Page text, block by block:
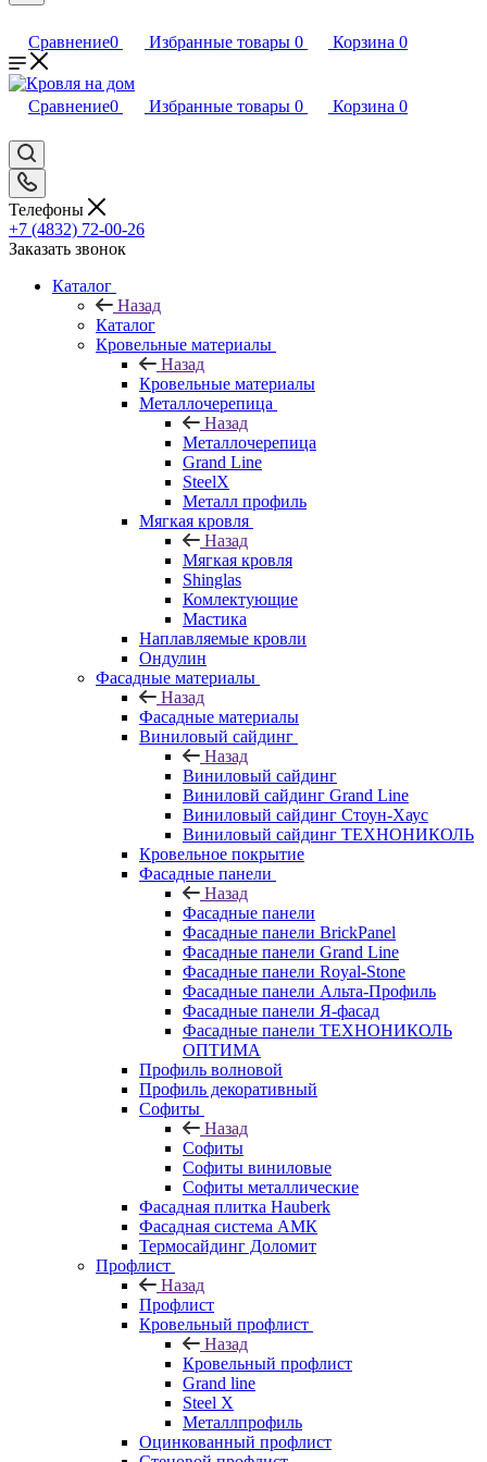
Сравнение0 Избранные товары 0 Корзина 0
Сравнение0 Избранные товары 0 Корзина 0
Телефоны
+7 (4832) 72-00-26
Заказать звонок
Каталог
Назад
Каталог
Кровельные материалы
Назад
Кровельные материалы
Металлочерепица
Назад
Металлочерепица
Grand Line
SteelX
Металл профиль
Мягкая кровля
Назад
Мягкая кровля
Shinglas
Комлектующие
Мастика
Наплавляемые кровли
Ондулин
Фасадные материалы
Назад
Фасадные материалы
Виниловый сайдинг
Назад
Виниловый сайдинг
Виниловй сайдинг Grand Line
Виниловый сайдинг Стоун-Хаус
Виниловый сайдинг ТЕХНОНИКОЛЬ
Кровельное покрытие
Фасадные панели
Назад
Фасадные панели
Фасадные панели BrickPanel
Фасадные панели Grand Line
Фасадные панели Royal-Stone
Фасадные панели Альта-Профиль
Фасадные панели Я-фасад
Фасадные панели ТЕХНОНИКОЛЬ
ОПТИМА
Профиль волновой
Профиль декоративный
Софиты
Назад
Софиты
Софиты виниловые
Софиты металлические
Фасадная плитка Hauberk
Фасадная система АМК
Термосайдинг Доломит
Профлист
Назад
Профлист
Кровельный профлист
Назад
Кровельный профлист
Grand line
Steel X
Металлпрофиль
Оцинкованный профлист